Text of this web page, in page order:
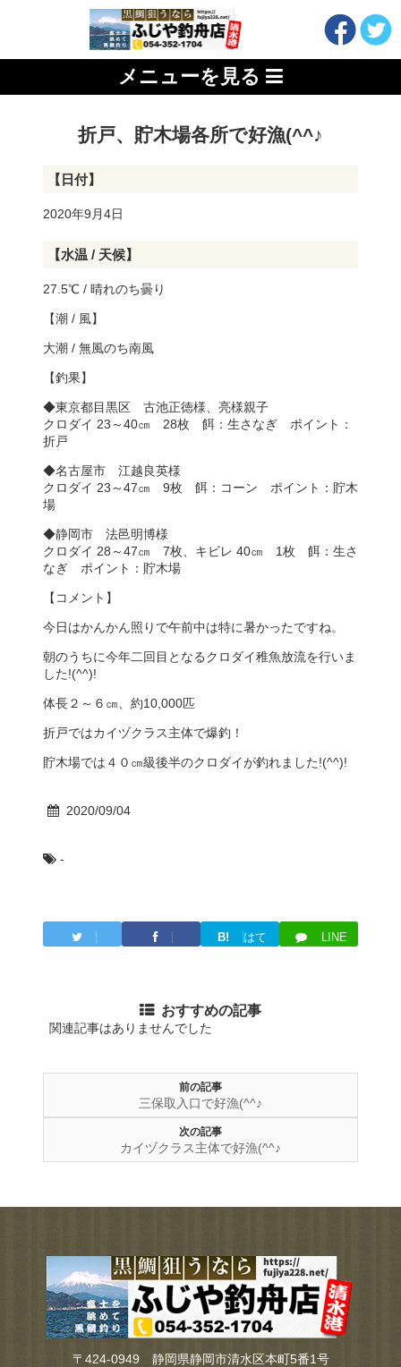
メニューを見る
折戸、貯木場各所で好漁(^^♪
【日付】
2020年9月4日
【水温 / 天候】
27.5℃ / 晴れのち曇り
【潮 / 風】
大潮 / 無風のち南風
【釣果】
◆東京都目黒区 古池正徳様、亮様親子
クロダイ 23～40㎝ 28枚 餌：生さなぎ ポイント：
折戸
◆名古屋市 江越良英様
クロダイ 23～47㎝ 9枚 餌：コーン ポイント：貯木
場
◆静岡市 法邑明博様
クロダイ 28～47㎝ 7枚、キビレ 40㎝ 1枚 餌：生さ
なぎ ポイント：貯木場
【コメント】
今日はかんかん照りで午前中は特に暑かったですね。
朝のうちに今年二回目となるクロダイ稚魚放流を行いま
した!(^^)!
体長２～６㎝、約10,000匹
折戸ではカイヅクラス主体で爆釣！
貯木場では４０㎝級後半のクロダイが釣れました!(^^)!
2020/09/04
-
B!
はて
LINE
おすすめの記事
関連記事はありませんでした
前の記事
三保取入口で好漁(^^♪
次の記事
カイヅクラス主体で好漁(^^♪
〒424-0949 静岡県静岡市清水区本町5番1号